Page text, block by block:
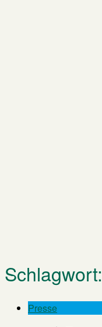
Schlagwort:
Presse